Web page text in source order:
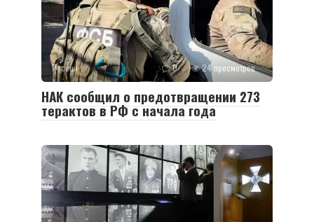
Россия 0 24 просмотров
НАК сообщил о предотвращении 273
терактов в РФ с начала года